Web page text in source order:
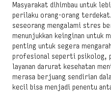
Masyarakat dihimbau untuk
perilaku orang-orang
seseorang mengalami stres
menunjukkan keinginan
penting untuk segera
profesional seperti psikolog,
layanan darurat kesehatan
merasa berjuang sendirian
kecil bisa menjadi penentu